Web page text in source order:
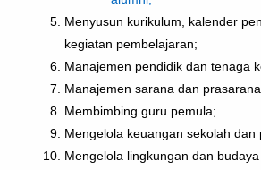
Menyusun kurikulum, kalender
kegiatan pembelajaran;
Manajemen pendidik dan tenaga
Manajemen sarana dan
Membimbing guru pemula;
Mengelola keuangan sekolah dan
Mengelola lingkungan dan